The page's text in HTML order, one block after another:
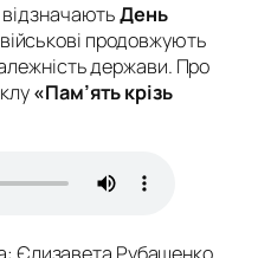
відзначаютьДень
продовжують
держави. Про
«Пам’ять крізь